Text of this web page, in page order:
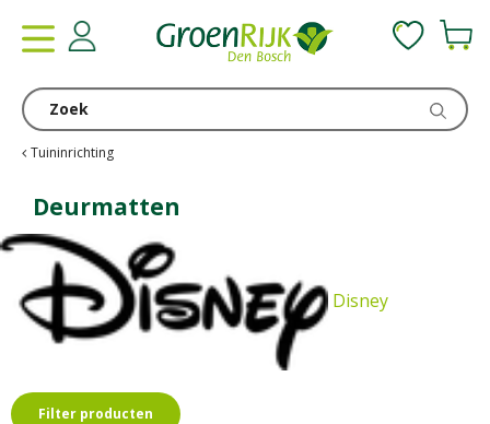
e
Tuininrichting
Deurmatten
Disney
Filter producten